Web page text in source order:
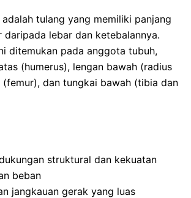
tulang yang memiliki panjang
daripada lebar dan ketebalannya.
ditemukan pada anggota tubuh,
(humerus), lengan bawah (radius
(femur), dan tungkai bawah (tibia dan
struktural dan kekuatan
beban
jangkauan gerak yang luas